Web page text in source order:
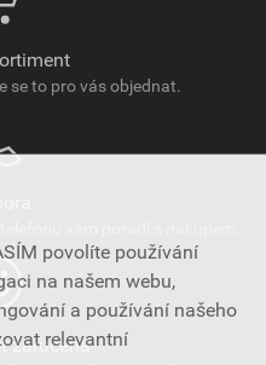
povolíte používání
na našem webu,
a používání našeho
relevantní
se to pro vás objednat.
zaručena